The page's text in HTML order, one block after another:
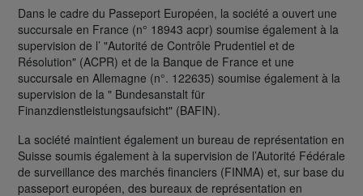
Dans le cadre du Passeport Européen, la société a ouvert une
succursale en France (n° 18943 acpr) soumise également à la
supervision de l’ "Autorité de Contrôle Prudentiel et de
Résolution" (ACPR) et de la Banque de France et une
succursale en Allemagne (n°. 122635) soumise également à la
supervision de la " Bundesanstalt für
Finanzdienstleistungsaufsicht" (BAFIN).
La société maintient également un bureau de représentation en
Suisse soumis également à la supervision de l’Autorité Fédérale
de surveillance des marchés financiers (FINMA) et, sur base du
passeport européen, des bureaux de représentation en